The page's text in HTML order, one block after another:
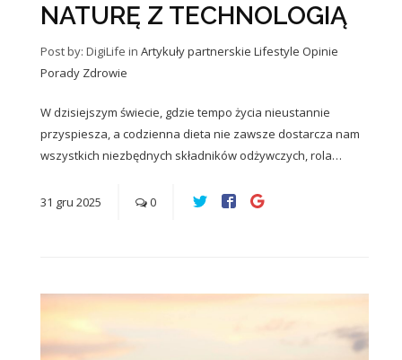
NATURĘ Z TECHNOLOGIĄ
Post by: DigiLife in Artykuły partnerskie Lifestyle Opinie
Porady Zdrowie
W dzisiejszym świecie, gdzie tempo życia nieustannie
przyspiesza, a codzienna dieta nie zawsze dostarcza nam
wszystkich niezbędnych składników odżywczych, rola…
31 gru 2025 0